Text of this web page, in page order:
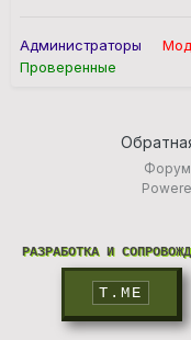
Администраторы
Проверенные
Форум
РАЗРАБОТКА И
T.ME